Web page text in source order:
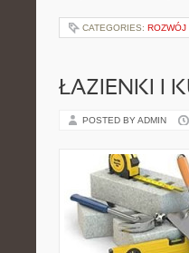
CATEGORIES:
ŁAZIENKI I
POSTED BY ADMIN